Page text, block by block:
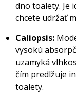
dno toalety. Je
chcete udržať
Caliopsis:
vysokú
uzamyká
čím predlžuje
toalety.